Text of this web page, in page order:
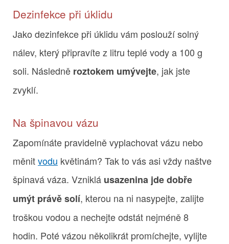
Dezinfekce při úklidu
Jako dezinfekce při úklidu vám poslouží solný
nálev, který připravíte z litru teplé vody a 100 g
soli. Následně roztokem umývejte, jak jste
zvyklí.
Na špinavou vázu
Zapomínáte pravidelně vyplachovat vázu nebo
měnitvodu květinám? Tak to vás asi vždy naštve
špinavá váza. Vzniklá usazenina jde dobře
umýt právě solí, kterou na ni nasypejte, zalijte
troškou vodou a nechejte odstát nejméně 8
hodin. Poté vázou několikrát promíchejte, vylijte